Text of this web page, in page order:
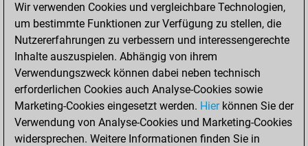
You achieved a
BeautyScore of 3
Fritz
achieved a new Elo
of 1592
Dienstag,
Dezember 8, 2020
Wir verwenden Cookies und vergleichbare Technologien,
um bestimmte Funktionen zur Verfügung zu stellen, die
Nutzererfahrungen zu verbessern und interessengerechte
Inhalte auszuspielen. Abhängig von ihrem
Verwendungszweck können dabei neben technisch
erforderlichen Cookies auch Analyse-Cookies sowie
Marketing-Cookies eingesetzt werden. Hierkönnen Sie der
Verwendung von Analyse-Cookies und Marketing-Cookies
widersprechen. Weitere Informationen finden Sie in